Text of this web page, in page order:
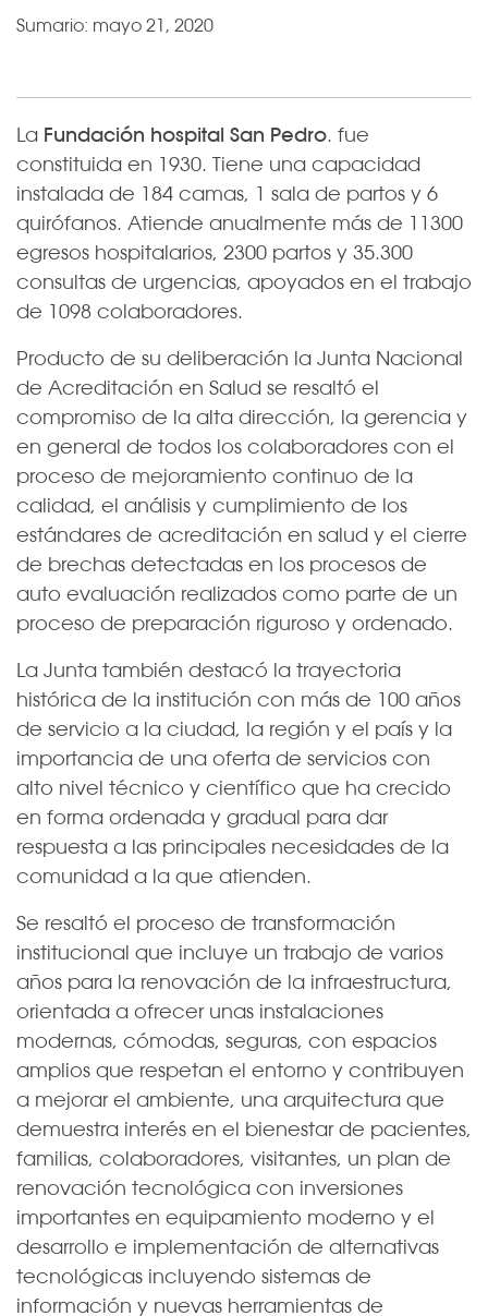
Sumario: mayo 21, 2020
La Fundación hospital San Pedro. fue
constituida en 1930. Tiene una capacidad
instalada de 184 camas, 1 sala de partos y 6
quirófanos. Atiende anualmente más de 11300
egresos hospitalarios, 2300 partos y 35.300
consultas de urgencias, apoyados en el trabajo
de 1098 colaboradores.
Producto de su deliberación la Junta Nacional
de Acreditación en Salud se resaltó el
compromiso de la alta dirección, la gerencia y
en general de todos los colaboradores con el
proceso de mejoramiento continuo de la
calidad, el análisis y cumplimiento de los
estándares de acreditación en salud y el cierre
de brechas detectadas en los procesos de
auto evaluación realizados como parte de un
proceso de preparación riguroso y ordenado.
La Junta también destacó la trayectoria
histórica de la institución con más de 100 años
de servicio a la ciudad, la región y el país y la
importancia de una oferta de servicios con
alto nivel técnico y científico que ha crecido
en forma ordenada y gradual para dar
respuesta a las principales necesidades de la
comunidad a la que atienden.
Se resaltó el proceso de transformación
institucional que incluye un trabajo de varios
años para la renovación de la infraestructura,
orientada a ofrecer unas instalaciones
modernas, cómodas, seguras, con espacios
amplios que respetan el entorno y contribuyen
a mejorar el ambiente, una arquitectura que
demuestra interés en el bienestar de pacientes,
familias, colaboradores, visitantes, un plan de
renovación tecnológica con inversiones
importantes en equipamiento moderno y el
desarrollo e implementación de alternativas
tecnológicas incluyendo sistemas de
información y nuevas herramientas de